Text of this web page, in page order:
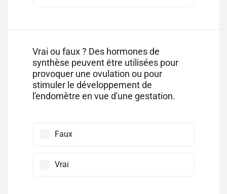
Vrai ou faux ? Des hormones de
synthèse peuvent être utilisées pour
provoquer une ovulation ou pour
stimuler le développement de
l'endomètre en vue d'une gestation.
Faux
Vrai